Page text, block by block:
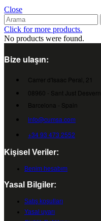
Close
Click for more products.
No products were found.
Bize ulaşın:
Carrer d'Isaac Peral, 21
08960 - Sant Just Desvern
Barcelona - Spain
info@cumsa.com
+34 93 473 2552
Kişisel Veriler:
Benim hesabım
Yasal Bilgiler:
Satış koşulları
Yasal uyarı